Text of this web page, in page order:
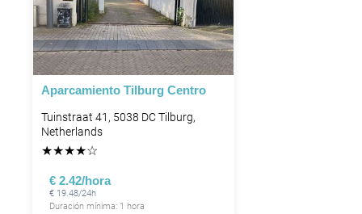
Aparcamiento Tilburg Centro
Tuinstraat 41, 5038 DC Tilburg,
Netherlands
★★★★☆
€ 2.42/hora
€ 19.48/24h
Duración mínima: 1 hora